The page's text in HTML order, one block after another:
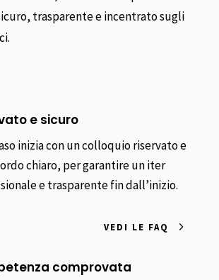
trasparente e incentrato sugli
e sicuro
inizia con un colloquio riservato e
chiaro, per garantire un iter
e trasparente fin dall’inizio.
VEDI LE FAQ
comprovata